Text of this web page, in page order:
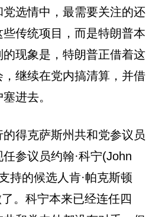
选情中，最需要关注的还
传统项目，而是特朗普本
的现象是，特朗普正借着这
继续在党内搞清算，并借
进去。
得克萨斯州共和党参议员
参议员约翰·科宁(John
持的候选人肯·帕克斯顿
。科宁本来已经连任四